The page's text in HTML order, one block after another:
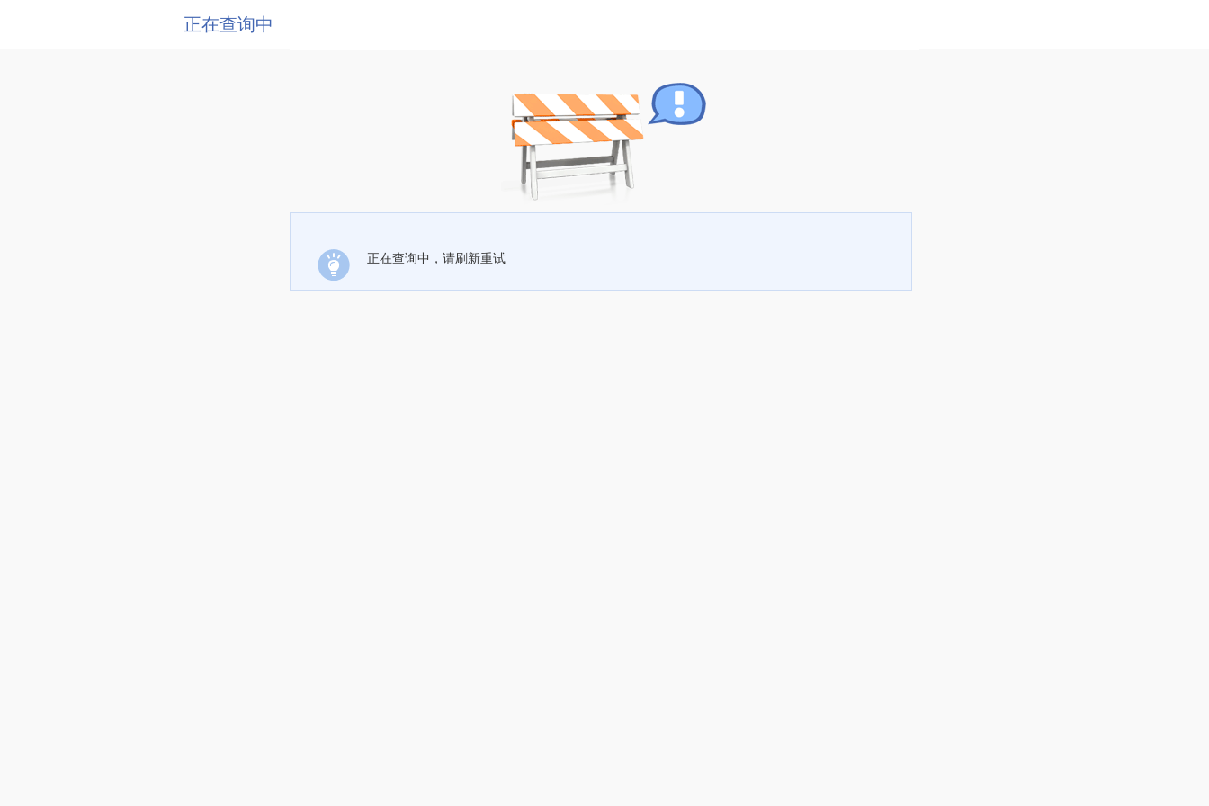
正在查询中
正在查询中，请刷新重试